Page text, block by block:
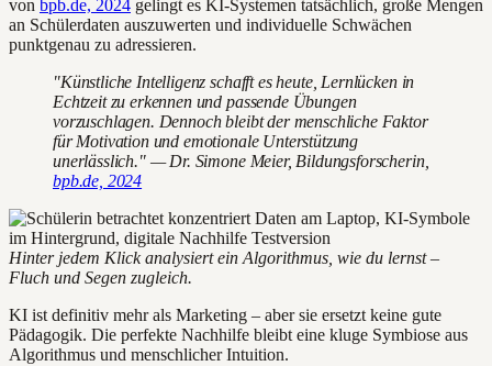
von bpb.de, 2024 gelingt es KI-Systemen tatsächlich, große Mengen
an Schülerdaten auszuwerten und individuelle Schwächen
punktgenau zu adressieren.
"Künstliche Intelligenz schafft es heute, Lernlücken in
Echtzeit zu erkennen und passende Übungen
vorzuschlagen. Dennoch bleibt der menschliche Faktor
für Motivation und emotionale Unterstützung
unerlässlich." — Dr. Simone Meier, Bildungsforscherin,
bpb.de, 2024
Hinter jedem Klick analysiert ein Algorithmus, wie du lernst –
Fluch und Segen zugleich.
KI ist definitiv mehr als Marketing – aber sie ersetzt keine gute
Pädagogik. Die perfekte Nachhilfe bleibt eine kluge Symbiose aus
Algorithmus und menschlicher Intuition.